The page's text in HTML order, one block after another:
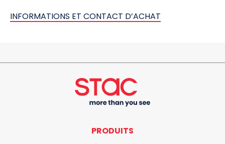
INFORMATIONS ET CONTACT D’ACHAT
PRODUITS